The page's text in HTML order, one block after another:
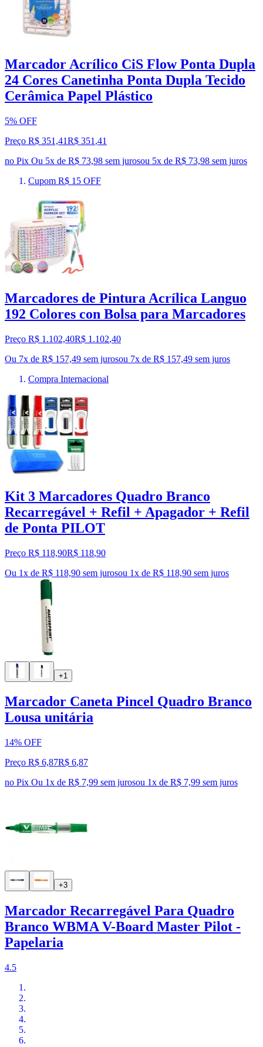
Marcador Acrílico CiS Flow Ponta Dupla
24 Cores Canetinha Ponta Dupla Tecido
Cerâmica Papel Plástico
5% OFF
Preço R$ 351,41R$ 351 ,41
no Pix Ou 5x de R$ 73,98 sem jurosou 5x de R$ 73,98 sem juros
Cupom R$ 15 OFF
Marcadores de Pintura Acrílica Languo
192 Colores con Bolsa para Marcadores
Preço R$ 1.102,40R$ 1.102,40
Ou 7x de R$ 157,49 sem jurosou 7x de R$ 157,49 sem juros
Compra Internacional
Kit 3 Marcadores Quadro Branco
Recarregável + Refil + Apagador + Refil
de Ponta PILOT
Preço R$ 118,90R$ 118,90
Ou 1x de R$ 118,90 sem jurosou 1x de R$ 118,90 sem juros
+1
Marcador Caneta Pincel Quadro Branco
Lousa unitária
14% OFF
Preço R$ 6,87R$ 6,87
no Pix Ou 1x de R$ 7,99 sem jurosou 1x de R$ 7,99 sem juros
+3
Marcador Recarregável Para Quadro
Branco WBMA V-Board Master Pilot -
Papelaria
4.5